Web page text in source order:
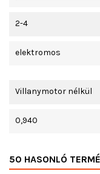
2-4
elektromos
Villanymotor nélkül
0,940
50 HASONLÓ